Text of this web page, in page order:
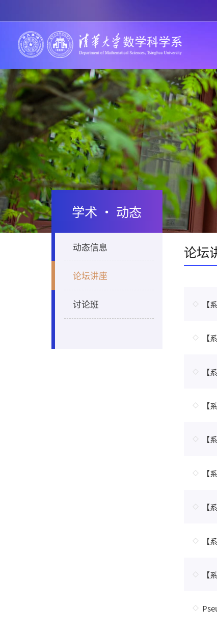
学术 · 动态
动态信息
论坛讲座
讨论班
论坛
【
【
【
【
【